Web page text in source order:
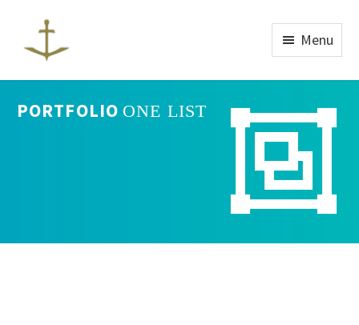
Menu


PORTFOLIO ONE LIST